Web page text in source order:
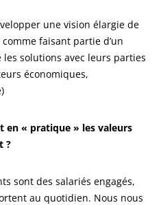
une vision élargie de
faisant partie d’un
solutions avec leurs parties
économiques,
« pratique » les valeurs
?
sont des salariés engagés,
au quotidien. Nous nous